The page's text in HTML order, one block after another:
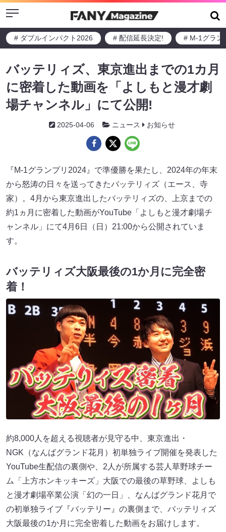
Menu
# ダブルインパクト2026 # 配信延長決定! # M-1グラン
バッテリィズ、東京進出までの1カ月
に密着した動画を「よしもと漫才劇
場チャンネル」にて公開!
2025-04-06 ニュース お知らせ
『M-1グランプリ2024』で準優勝を果たし、2024年の年末
から怒涛の日々を送ってきたバッテリィズ（エース、寺
家）。4月から東京進出したバッテリィズの、上京までの
約1ヵ月に密着した動画がYouTube「よしもと漫才劇場チ
ャンネル」にて4月6日（日）21:00から公開されていま
す。
バッテリィズ大阪最後の1か月に完全密
着！
約8,000人を超える視聴者が見守る中、東京進出・
NGK（なんばグランド花月）初単独ライブ開催を発表した
YouTube生配信の裏側や、2人が所属する芸人草野球チー
ム「上方ホンキッキーズ」大阪での最後の草野球、よしも
と漫才劇場卒業公演「幻の一日」、なんばグランド花月で
の初単独ライブ『バッテリー』の裏側まで、バッテリィズ
大阪最後の1か月に完全密着した動画をお届けします。